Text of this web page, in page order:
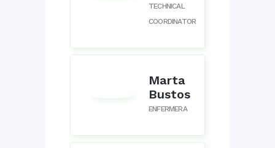
TECHNICAL
COORDINATOR
Marta
Bustos
ENFERMERA